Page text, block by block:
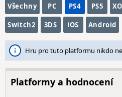
Všechny PC PS4 PS5
Switch2 3DS iOS Android
Hru pro tuto platformu nikdo
Platformy a hodnocení